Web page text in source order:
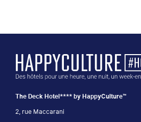
The Deck Hotel**** by HappyCulture™
2, rue Maccarani